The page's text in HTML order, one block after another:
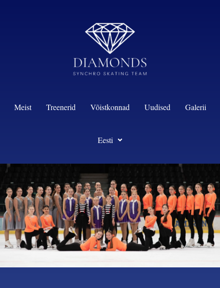
Meist Treenerid Võistkonnad Uudised Galerii
Eesti